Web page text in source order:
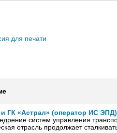
для печати
ГК «Астрал» (оператор ИС
систем управления
отрасль продолжает